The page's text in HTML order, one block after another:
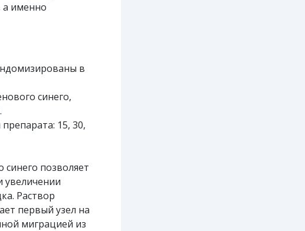
а именно
в
синего,
15, 30,
синего позволяет
увеличении
Раствор
первый узел на
миграцией из